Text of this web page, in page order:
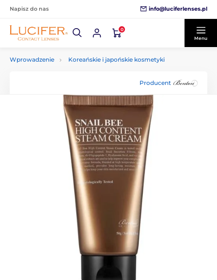
Napisz do nas info@luciferlenses.pl
0
Menu
Wprowadzenie Koreańskie i japońskie kosmetyki
Producent